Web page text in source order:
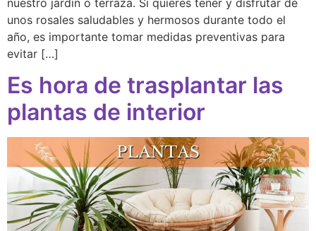
unos rosales saludables y hermosos durante todo el
año, es importante tomar medidas preventivas para
evitar […]
Es hora de trasplantar las
plantas de interior